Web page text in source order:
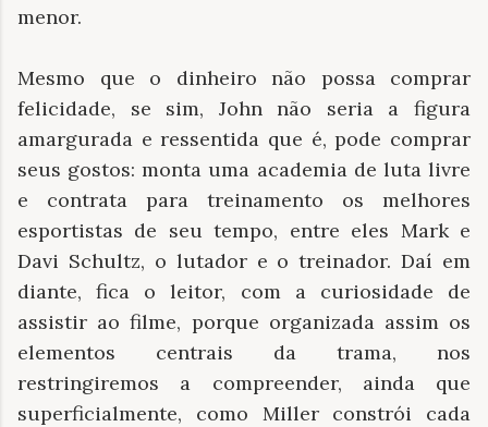
menor.
Mesmo que o dinheiro não possa comprar
felicidade, se sim, John não seria a figura
amargurada e ressentida que é, pode comprar
seus gostos: monta uma academia de luta livre
e contrata para treinamento os melhores
esportistas de seu tempo, entre eles Mark e
Davi Schultz, o lutador e o treinador. Daí em
diante, fica o leitor, com a curiosidade de
assistir ao filme, porque organizada assim os
elementos centrais da trama, nos
restringiremos a compreender, ainda que
superficialmente, como Miller constrói cada